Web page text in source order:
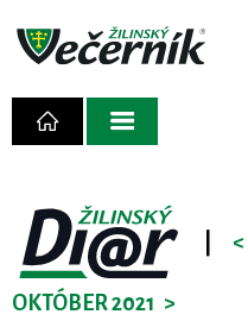
<
OKTÓBER 2021 >